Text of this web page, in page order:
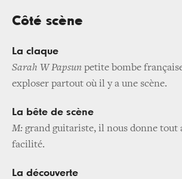
Côté scène
La claque
Sarah W Papsun petite bombe
exploser partout où il y a une scène.
La bête de scène
M: grand guitariste, il nous donne tout
facilité.
La découverte